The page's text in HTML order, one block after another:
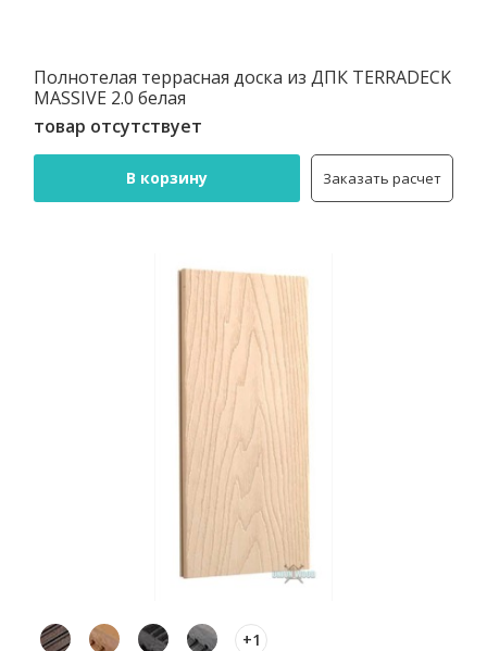
Полнотелая террасная доска из ДПК TERRADECK
MASSIVE 2.0 белая
товар отсутствует
В корзину Заказать расчет
+1